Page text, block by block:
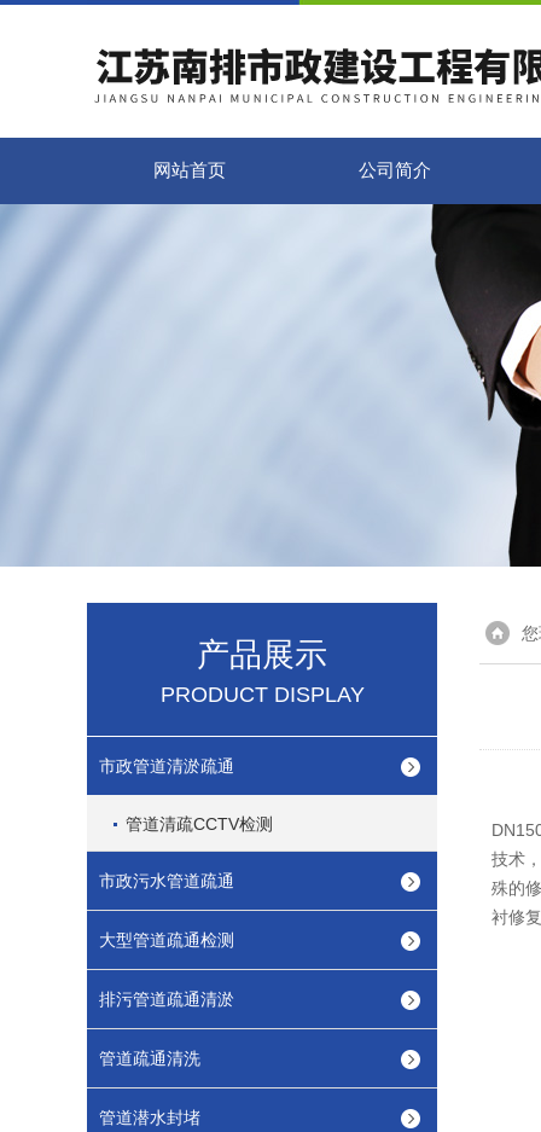
网站首页 公司简介
产品展示
PRODUCT DISPLAY
市政管道清淤疏通
管道清疏CCTV检测
市政污水管道疏通
大型管道疏通检测
排污管道疏通清淤
管道疏通清洗
管道潜水封堵
技术
殊的
衬修